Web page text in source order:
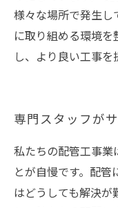
様々な場所で発生
に取り組める環境
し、より良い工事を
専門スタッフが
私たちの配管工事業
とが自慢です。配
はどうしても解決が